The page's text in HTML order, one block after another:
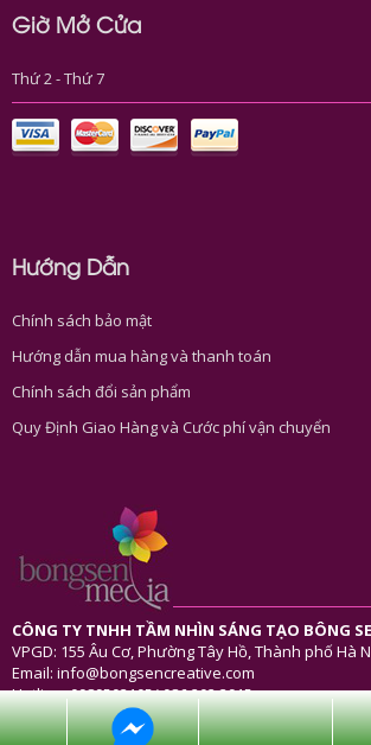
Giờ Mở Cửa
Thứ 2 - Thứ 7
Hướng Dẫn
Chính sách bảo mật
Hướng dẫn mua hàng và thanh toán
Chính sách đổi sản phẩm
Quy Định Giao Hàng và Cước phí vận chuyển
CÔNG TY TNHH TẦM NHÌN SÁNG TẠO BÔNG
VPGD: 155 Âu Cơ, Phường Tây Hồ, Thành phố Hà
Email: info@bongsencreative.com
Hotline: 0989503105/ 086 202 3915